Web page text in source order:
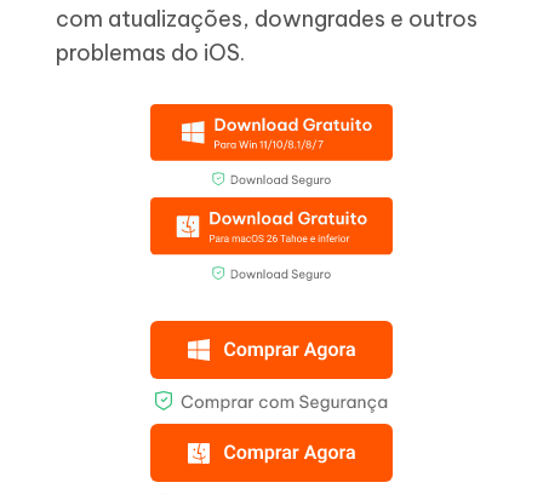
com atualizações, downgrades e outros
problemas do iOS.